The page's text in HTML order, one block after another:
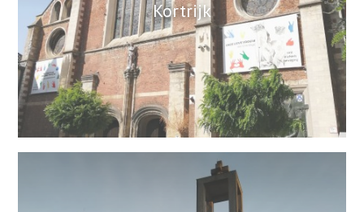
Kortrijk
Zoek
Account